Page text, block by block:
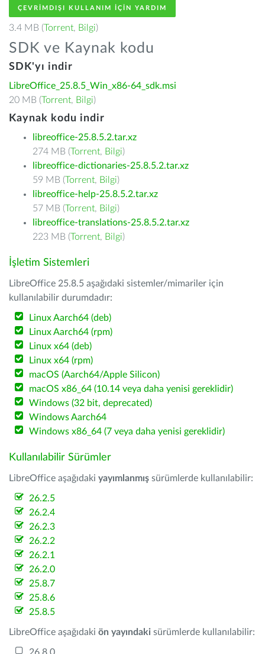
ÇEVRIMDIŞI KULLANIM IÇIN YARDIM
3.4 MB (Torrent, Bilgi)
SDK ve Kaynak kodu
SDK'yı indir
LibreOffice_25.8.5_Win_x86-64_sdk.msi
20 MB (Torrent, Bilgi)
Kaynak kodu indir
libreoffice-25.8.5.2.tar.xz
274 MB (Torrent, Bilgi)
libreoffice-dictionaries-25.8.5.2.tar.xz
59 MB (Torrent, Bilgi)
libreoffice-help-25.8.5.2.tar.xz
57 MB (Torrent, Bilgi)
libreoffice-translations-25.8.5.2.tar.xz
223 MB (Torrent, Bilgi)
İşletim Sistemleri
LibreOffice 25.8.5 aşağıdaki sistemler/mimariler için
kullanılabilir durumdadır:
Linux Aarch64 (deb)
Linux Aarch64 (rpm)
Linux x64 (deb)
Linux x64 (rpm)
macOS (Aarch64/Apple Silicon)
macOS x86_64 (10.14 veya daha yenisi gereklidir)
Windows (32 bit, deprecated)
Windows Aarch64
Windows x86_64 (7 veya daha yenisi gereklidir)
Kullanılabilir Sürümler
LibreOffice aşağıdaki yayımlanmış sürümlerde kullanılabilir:
26.2.5
26.2.4
26.2.3
26.2.2
26.2.1
26.2.0
25.8.7
25.8.6
25.8.5
LibreOffice aşağıdaki ön yayındaki sürümlerde kullanılabilir: